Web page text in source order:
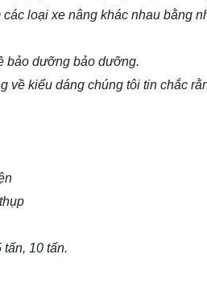
loại xe nâng khác nhau bằng
bảo dưỡng bảo dưỡng.
về kiểu dáng chúng tôi tin chắc
tấn, 10 tấn.